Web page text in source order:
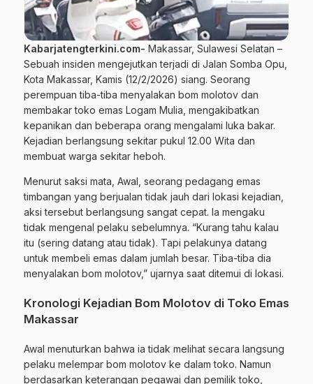
Kabarjatengterkini.com- Makassar, Sulawesi Selatan –
Sebuah insiden mengejutkan terjadi di Jalan Somba Opu,
Kota Makassar, Kamis (12/2/2026) siang. Seorang
perempuan tiba-tiba menyalakan bom molotov dan
membakar toko emas Logam Mulia, mengakibatkan
kepanikan dan beberapa orang mengalami luka bakar.
Kejadian berlangsung sekitar pukul 12.00 Wita dan
membuat warga sekitar heboh.
Menurut saksi mata, Awal, seorang pedagang emas
timbangan yang berjualan tidak jauh dari lokasi kejadian,
aksi tersebut berlangsung sangat cepat. Ia mengaku
tidak mengenal pelaku sebelumnya. “Kurang tahu kalau
itu (sering datang atau tidak). Tapi pelakunya datang
untuk membeli emas dalam jumlah besar. Tiba-tiba dia
menyalakan bom molotov,” ujarnya saat ditemui di lokasi.
Kronologi Kejadian Bom Molotov di Toko Emas
Makassar
Awal menuturkan bahwa ia tidak melihat secara langsung
pelaku melempar bom molotov ke dalam toko. Namun
berdasarkan keterangan pegawai dan pemilik toko,